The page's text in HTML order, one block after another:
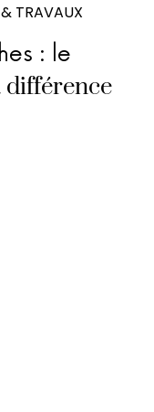
TRAVAUX
: le
différence